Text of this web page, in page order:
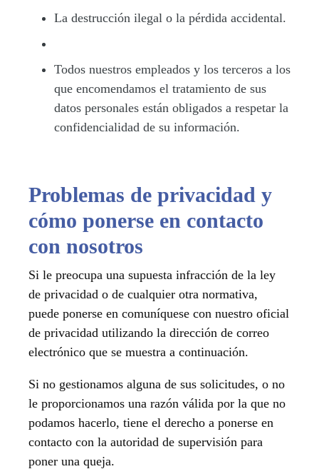
La destrucción ilegal o la pérdida accidental.
Todos nuestros empleados y los terceros a los
que encomendamos el tratamiento de sus
datos personales están obligados a respetar la
confidencialidad de su información.
Problemas de privacidad y
cómo ponerse en contacto
con nosotros
Si le preocupa una supuesta infracción de la ley
de privacidad o de cualquier otra normativa,
puede ponerse en comuníquese con nuestro oficial
de privacidad utilizando la dirección de correo
electrónico que se muestra a continuación.
Si no gestionamos alguna de sus solicitudes, o no
le proporcionamos una razón válida por la que no
podamos hacerlo, tiene el derecho a ponerse en
contacto con la autoridad de supervisión para
poner una queja.